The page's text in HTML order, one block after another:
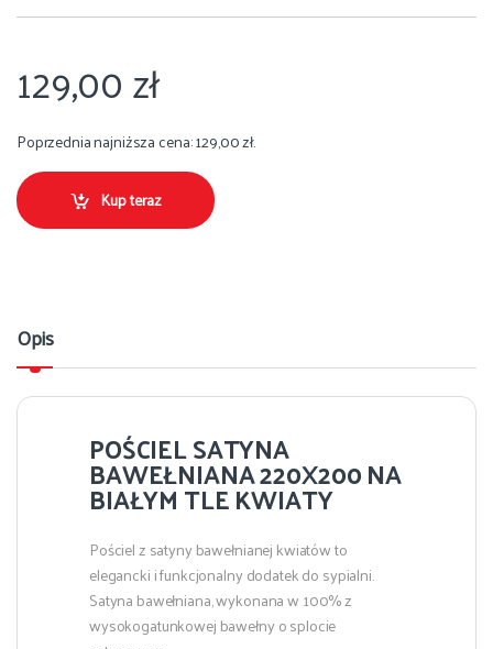
129,00zł
Poprzednia najniższa cena:129,00zł.
Kup teraz
Opis
POŚCIEL SATYNA
BAWEŁNIANA 220X200 NA
BIAŁYM TLE KWIATY
Pościel z satyny bawełnianej kwiatów to
elegancki i funkcjonalny dodatek do sypialni.
Satyna bawełniana, wykonana w 100% z
wysokogatunkowej bawełny o splocie